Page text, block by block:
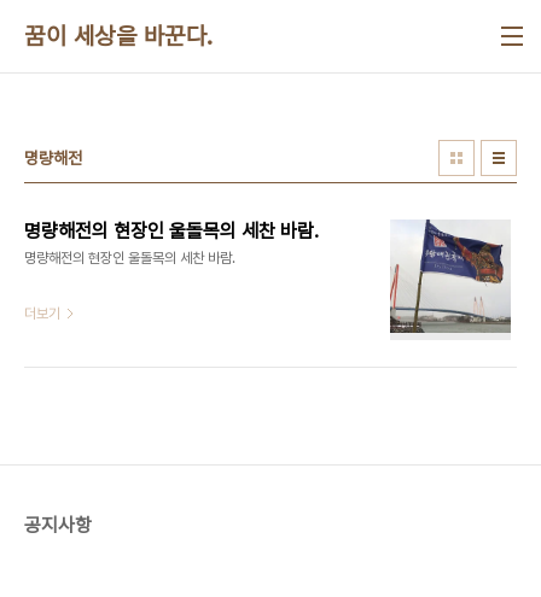
꿈이 세상을 바꾼다.
명량해전
명량해전의 현장인 울돌목의 세찬 바람.
명량해전의 현장인 울돌목의 세찬 바람. ​​​
더보기
공지사항